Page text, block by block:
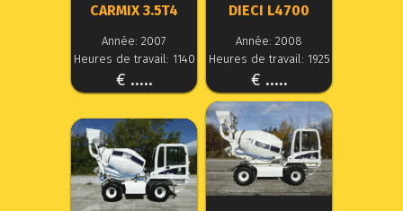
CARMIX 3.5T4
Année: 2007
Heures de travail: 1140
€ .....
DIECI L4700
Année: 2008
Heures de travail: 1925
€ .....